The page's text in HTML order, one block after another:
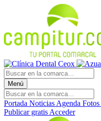
Menú
Portada Noticias Agenda Fotos
Publicar gratis Acceder